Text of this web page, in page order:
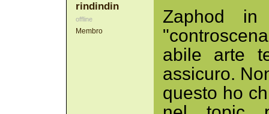
rindindin
offline
Membro
Zaphod
abile arte
assicuro.
questo ho